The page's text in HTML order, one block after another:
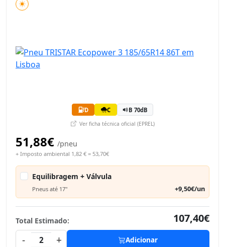
D C B 70dB
Ver ficha técnica oficial (EPREL)
51,88€ /pneu
+ Imposto ambiental 1,82 € = 53,70€
Equilibragem + Válvula
Pneus até 17" +9,50€/un
Total Estimado:
107,40€
-
2 + Adicionar